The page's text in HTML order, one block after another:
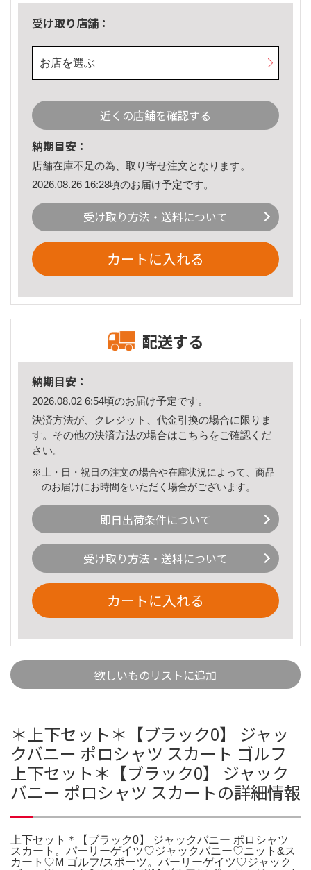
受け取り店舗：
お店を選ぶ
近くの店舗を確認する
納期目安：
店舗在庫不足の為、取り寄せ注文となります。
2026.08.26 16:28頃のお届け予定です。
受け取り方法・送料について
カートに入れる
配送する
納期目安：
2026.08.02 6:54頃のお届け予定です。
決済方法が、クレジット、代金引換の場合に限りま
す。その他の決済方法の場合はこちら をご確認くだ
さい。
※土・日・祝日の注文の場合や在庫状況によって、商品
のお届けにお時間をいただく場合がございます。
即日出荷条件について
受け取り方法・送料について
カートに入れる
欲しいものリストに追加
＊上下セット＊【ブラック0】 ジャッ
クバニー ポロシャツ スカート ゴルフ
上下セット＊【ブラック0】 ジャック
バニー ポロシャツ スカートの詳細情報
上下セット＊【ブラック0】 ジャックバニー ポロシャツ
スカート。パーリーゲイツ♡ジャックバニー♡ニット&ス
カート♡M ゴルフ/スポーツ。パーリーゲイツ♡ジャック